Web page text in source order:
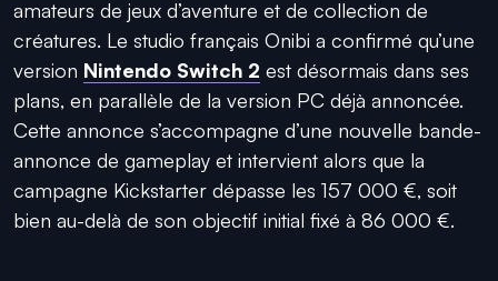
amateurs de jeux d’aventure et de collection de
créatures. Le studio français Onibi a confirmé qu’une
version Nintendo Switch 2 est désormais dans ses
plans, en parallèle de la version PC déjà annoncée.
Cette annonce s’accompagne d’une nouvelle bande-
annonce de gameplay et intervient alors que la
campagne Kickstarter dépasse les 157 000 €, soit
bien au-delà de son objectif initial fixé à 86 000 €.